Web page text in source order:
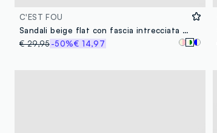
C'EST FOU
Sandali beige flat con fascia intrecciata con ricami
€ 29,95-50%€ 14,97